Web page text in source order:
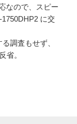
なので、スピー
に交
調査もせず、
省。